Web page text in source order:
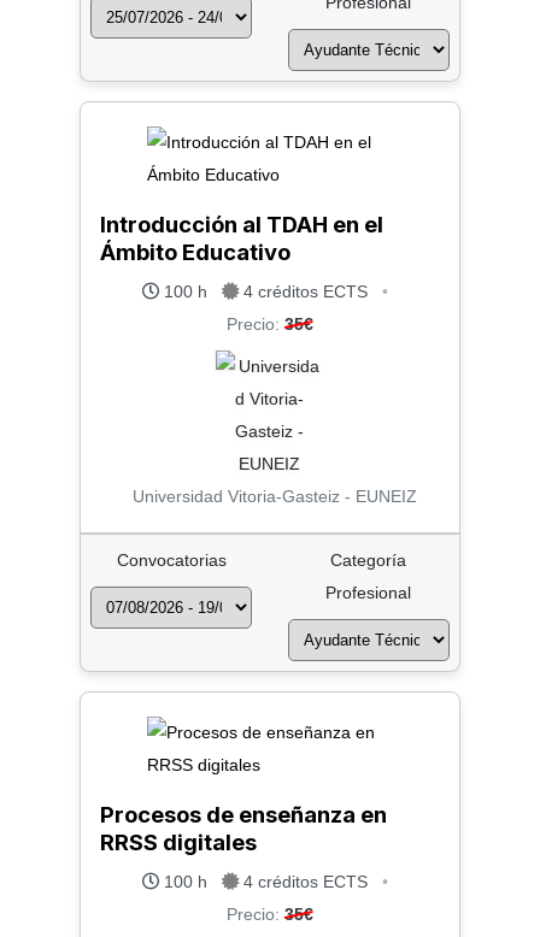
Introducción al TDAH en el
Ámbito Educativo
100 h 4 créditos ECTS
•
Precio: 35€
Universidad Vitoria-Gasteiz - EUNEIZ
Convocatorias
Categoría
Profesional
Procesos de enseñanza en
RRSS digitales
100 h 4 créditos ECTS
•
Precio: 35€